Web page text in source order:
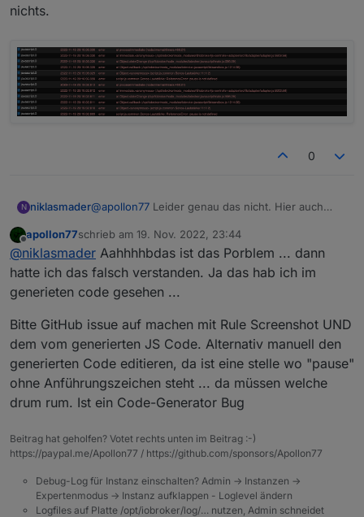
nichts.
0
N niklasmader@apollon77 Leider genau das nicht. Hier auch
Der komplette rote Log Teil ist aus dem Skript.
Wenn ich "pause" in einzelne Anführungszeichen
setze, also so 'pause', dann kommt kein Fehler im
Offline
apollon77schrieb am 19. Nov. 2022, 23:44
zuletzt editiert von
@niklasmader Aahhhhbdas ist das Porblem ... dann
hatte ich das falsch verstanden. Ja das hab ich im
generieten code gesehen ...
Bitte GitHub issue auf machen mit Rule Screenshot UND
dem vom generierten JS Code. Alternativ manuell den
generierten Code editieren, da ist eine stelle wo "pause"
ohne Anführungszeichen steht ... da müssen welche
drum rum. Ist ein Code-Generator Bug
Beitrag hat geholfen? Votet rechts unten im Beitrag :-)
https://paypal.me/Apollon77 / https://github.com/sponsors/Apollon77
Debug-Log für Instanz einschalten? Admin -> Instanzen ->
Expertenmodus -> Instanz aufklappen - Loglevel ändern
Logfiles auf Platte /opt/iobroker/log/… nutzen, Admin schneidet